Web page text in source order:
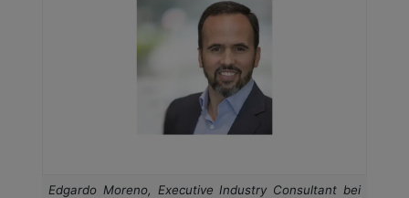
Edgardo Moreno, Executive Industry Consultant bei